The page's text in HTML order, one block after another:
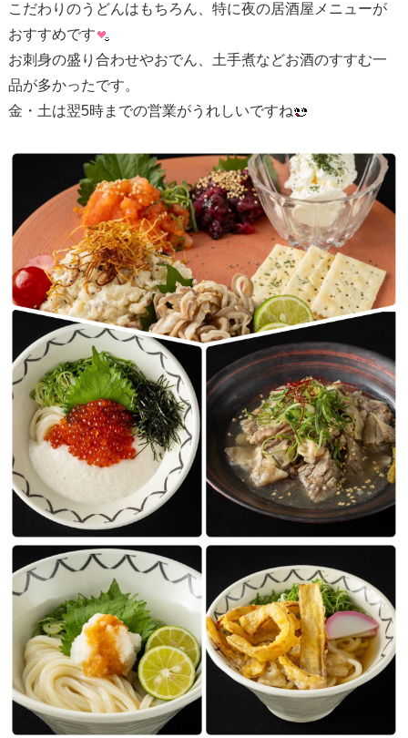
こだわりのうどんはもちろん、特に夜の居酒屋メニューが
おすすめです
お刺身の盛り合わせやおでん、土手煮などお酒のすすむ一
品が多かったです。
金・土は翌5時までの営業がうれしいですね